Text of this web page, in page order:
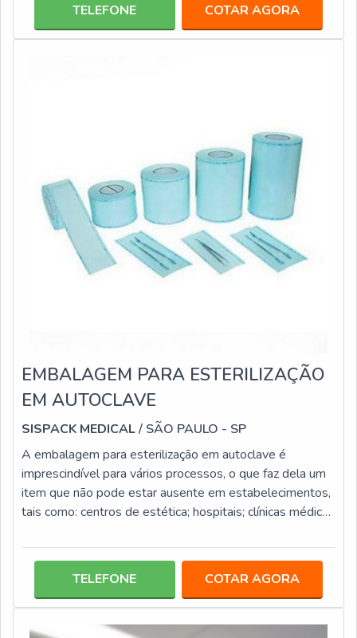
encontrado em diversas empresas, mas é importante
que se realize a compra em uma empresa que tenha
TELEFONE COTAR AGORA
EMBALAGEM PARA ESTERILIZAÇÃO
EM AUTOCLAVE
SISPACK MEDICAL/ SÃO PAULO - SP
A embalagem para esterilização em autoclave é
imprescindível para vários processos, o que faz dela um
item que não pode estar ausente em estabelecimentos,
tais como: centros de estética; hospitais; clínicas médicas
confeccionada com diversos tipos de materiais, entre
crepado; Não tecido (SMS).As embalagens para
esterilização confeccionados para autoclave também
contam com formatos va
TELEFONE COTAR AGORA